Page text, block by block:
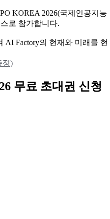
KOREA 2026(국제인공지능
로 참가합니다.
AI Factory의 현재와 미래를 현
정)
무료 초대권 신청